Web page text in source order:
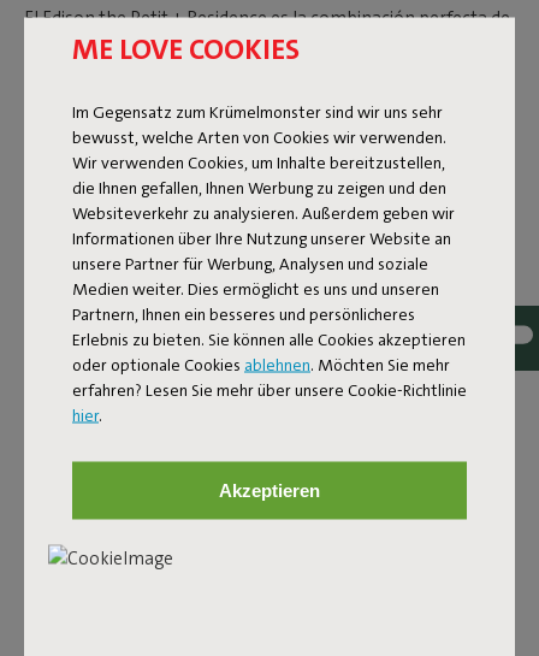
ME LOVE COOKIES
Im Gegensatz zum Krümelmonster sind wir uns sehr
bewusst, welche Arten von Cookies wir verwenden.
Wir verwenden Cookies, um Inhalte bereitzustellen,
die Ihnen gefallen, Ihnen Werbung zu zeigen und den
Websiteverkehr zu analysieren. Außerdem geben wir
Informationen über Ihre Nutzung unserer Website an
unsere Partner für Werbung, Analysen und soziale
Medien weiter. Dies ermöglicht es uns und unseren
Partnern, Ihnen ein besseres und persönlicheres
Erlebnis zu bieten. Sie können alle Cookies akzeptieren
oder optionale Cookies ablehnen. Möchten Sie mehr
erfahren? Lesen Sie mehr über unsere Cookie-Richtlinie
hier.
Akzeptieren
ElEdison the Petit + Residencees la combinación perfecta de
calidez y funcionalidad. Gracias aResidence
permite guardar pequeños objetos como llaves, joyas o
bolígrafos. Puedes colgarla en la pared o colocarla sobre una
superficie. Ideal como mesita de noche moderna, para tu
escritorio o en el recibidor. Compacta, recargable y siempre
práctica – Edison the Petit + Residence es tu organizador
único que encaja en cualquier rincón de tu hogar.
LÁMPARAS FATBOY
Desdelámparas de piecon mucho estilo hastalámparas
colgantesprácticas, nuestra colección aporta carácter
inmediato a cualquier espacio interior o exterior. Nuestras
lámparas de mesa compactas son flexibles y fáciles de
ambiente acogedor sobre la mesa del comedor o al aire libre